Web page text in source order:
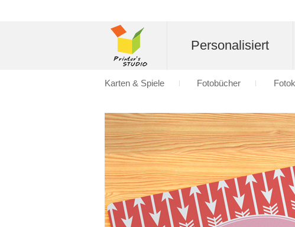
Personalisiert
Karten & Spiele Fotobücher